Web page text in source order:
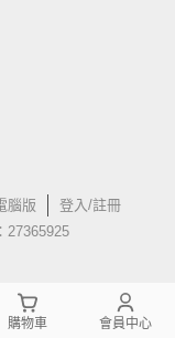
腦版
登入/註冊
27365925
購物車 會員中心